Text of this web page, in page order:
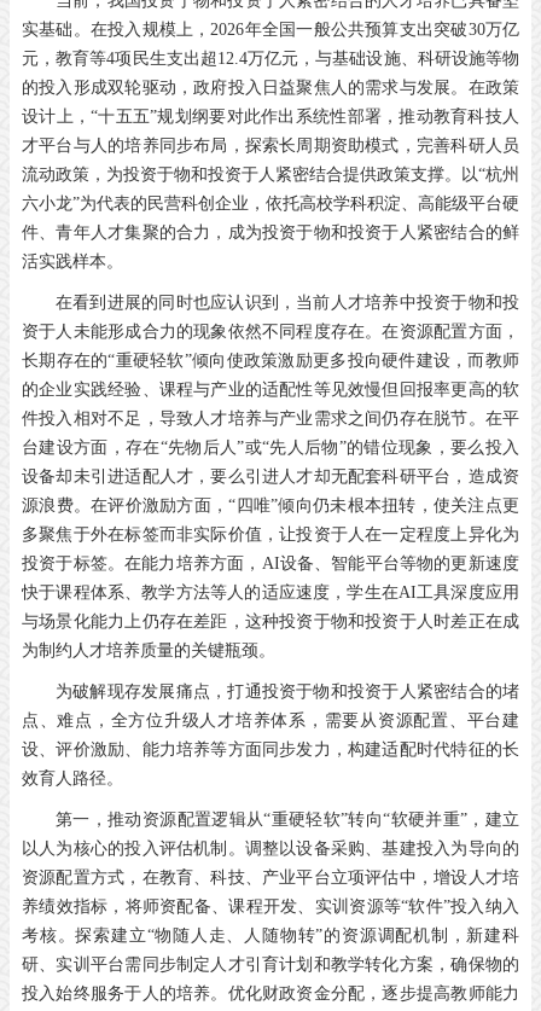
实基础。在投入规模上，2026年全国一般公共预算支出突破30万亿
元，教育等4项民生支出超12.4万亿元，与基础设施、科研设施等物
的投入形成双轮驱动，政府投入日益聚焦人的需求与发展。在政策
设计上，“十五五”规划纲要对此作出系统性部署，推动教育科技人
才平台与人的培养同步布局，探索长周期资助模式，完善科研人员
流动政策，为投资于物和投资于人紧密结合提供政策支撑。以“杭州
六小龙”为代表的民营科创企业，依托高校学科积淀、高能级平台硬
件、青年人才集聚的合力，成为投资于物和投资于人紧密结合的鲜
活实践样本。
在看到进展的同时也应认识到，当前人才培养中投资于物和投
资于人未能形成合力的现象依然不同程度存在。在资源配置方面，
长期存在的“重硬轻软”倾向使政策激励更多投向硬件建设，而教师
的企业实践经验、课程与产业的适配性等见效慢但回报率更高的软
件投入相对不足，导致人才培养与产业需求之间仍存在脱节。在平
台建设方面，存在“先物后人”或“先人后物”的错位现象，要么投入
设备却未引进适配人才，要么引进人才却无配套科研平台，造成资
源浪费。在评价激励方面，“四唯”倾向仍未根本扭转，使关注点更
多聚焦于外在标签而非实际价值，让投资于人在一定程度上异化为
投资于标签。在能力培养方面，AI设备、智能平台等物的更新速度
快于课程体系、教学方法等人的适应速度，学生在AI工具深度应用
与场景化能力上仍存在差距，这种投资于物和投资于人时差正在成
为制约人才培养质量的关键瓶颈。
为破解现存发展痛点，打通投资于物和投资于人紧密结合的堵
点、难点，全方位升级人才培养体系，需要从资源配置、平台建
设、评价激励、能力培养等方面同步发力，构建适配时代特征的长
效育人路径。
第一，推动资源配置逻辑从“重硬轻软”转向“软硬并重”，建立
以人为核心的投入评估机制。调整以设备采购、基建投入为导向的
资源配置方式，在教育、科技、产业平台立项评估中，增设人才培
养绩效指标，将师资配备、课程开发、实训资源等“软件”投入纳入
考核。探索建立“物随人走、人随物转”的资源调配机制，新建科
研、实训平台需同步制定人才引育计划和教学转化方案，确保物的
投入始终服务于人的培养。优化财政资金分配，逐步提高教师能力